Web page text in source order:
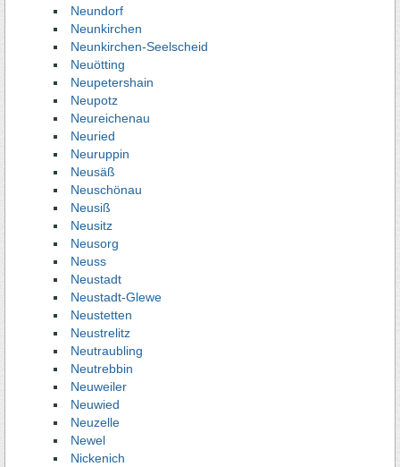
Neundorf
Neunkirchen
Neunkirchen-Seelscheid
Neuötting
Neupetershain
Neupotz
Neureichenau
Neuried
Neuruppin
Neusäß
Neuschönau
Neusiß
Neusitz
Neusorg
Neuss
Neustadt
Neustadt-Glewe
Neustetten
Neustrelitz
Neutraubling
Neutrebbin
Neuweiler
Neuwied
Neuzelle
Newel
Nickenich